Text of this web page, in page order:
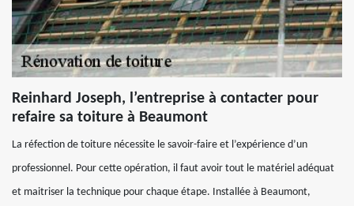
Reinhard Joseph, l’entreprise à contacter pour
refaire sa toiture à Beaumont
La réfection de toiture nécessite le savoir-faire et l’expérience d’un
professionnel. Pour cette opération, il faut avoir tout le matériel adéquat
et maitriser la technique pour chaque étape. Installée à Beaumont,